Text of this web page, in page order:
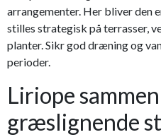
arrangementer. Her bliver den
stilles strategisk på terrasser,
planter. Sikr god dræning og
perioder.
Liriope
græslignende